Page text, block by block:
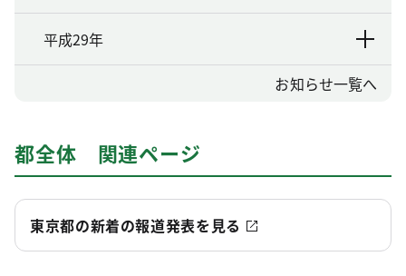
平成29年
お知らせ一覧へ
都全体 関連ページ
東京都の新着の報道発表を見る